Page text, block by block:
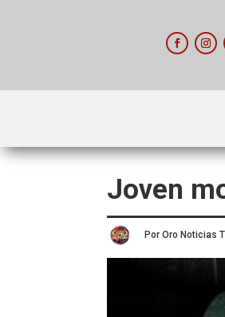
Joven
Por Oro Noticias